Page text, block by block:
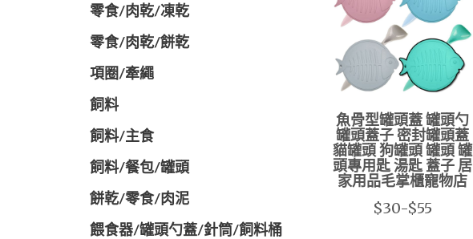
零食/肉乾/凍乾
零食/肉乾/餅乾
項圈/牽繩
飼料
飼料/主食
飼料/餐包/罐頭
餅乾/零食/肉泥
餵食器/罐頭勺蓋/針筒/飼料桶
魚骨型罐頭蓋 罐頭勺
罐頭蓋子 密封罐頭蓋
貓罐頭 狗罐頭 罐頭 罐
頭專用匙 湯匙 蓋子 居
家用品毛掌櫃寵物店
$30-$55